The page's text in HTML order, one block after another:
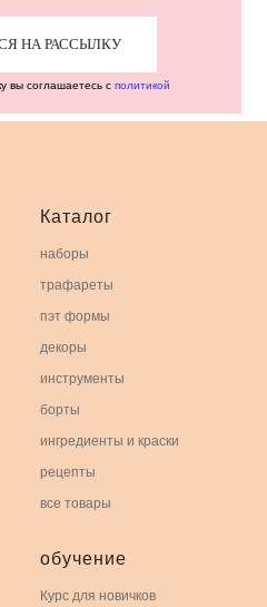
НА РАССЫЛКУ
вы соглашаетесь с политикой
Каталог
наборы
трафареты
пэт формы
декоры
инструменты
борты
ингредиенты и краски
рецепты
все товары
обучение
Курс для новичков